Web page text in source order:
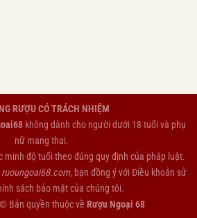
RƯỢU CÓ TRÁCH NHIỆM
không dành cho người dưới 18 tuổi và phụ
nữ mang thai.
minh độ tuổi theo đúng quy định của pháp luật.
ruoungoai68.com, bạn đồng ý vớiĐiều khoản sử
sách bảo mậtcủa chúng tôi.
Bản quyền thuộc về Rượu Ngoại 68